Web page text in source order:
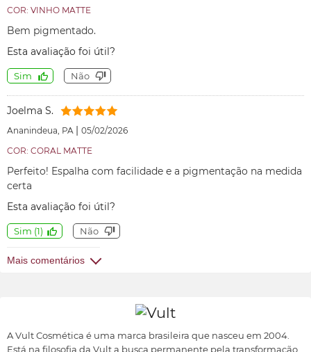
COR: VINHO MATTE
Bem pigmentado.
Esta avaliação foi útil?
Sim Não
Joelma S.
Ananindeua, PA | 05/02/2026
COR: CORAL MATTE
Perfeito! Espalha com facilidade e a pigmentação na medida
certa
Esta avaliação foi útil?
Sim (1) Não
Mais comentários
A Vult Cosmética é uma marca brasileira que nasceu em 2004.
Está na filosofia da Vult a busca permanente pela transformação